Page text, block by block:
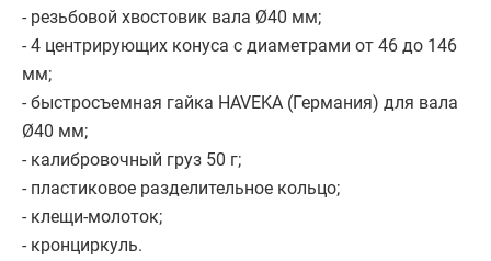
- резьбовой хвостовик вала Ø40 мм;
- 4 центрирующих конуса с диаметрами от 46 до 146
мм;
- быстросъемная гайка HAVEKA (Германия) для вала
Ø40 мм;
- калибровочный груз 50 г;
- пластиковое разделительное кольцо;
- клещи-молоток;
- кронциркуль.